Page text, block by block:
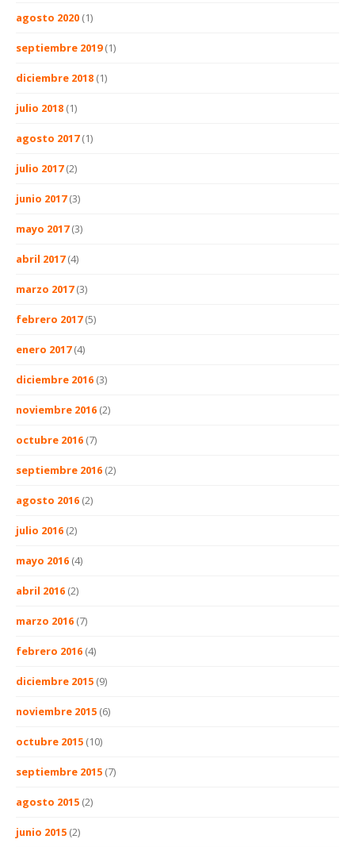
agosto 2020 (1)
septiembre 2019(1)
diciembre 2018 (1)
julio 2018 (1)
agosto 2017(1)
julio 2017(2)
junio 2017(3)
mayo 2017(3)
abril 2017(4)
marzo 2017(3)
febrero 2017(5)
enero 2017(4)
diciembre 2016 (3)
noviembre 2016 (2)
octubre 2016 (7)
septiembre 2016 (2)
agosto 2016 (2)
julio 2016 (2)
mayo 2016 (4)
abril 2016 (2)
marzo 2016 (7)
febrero 2016 (4)
diciembre 2015 (9)
noviembre 2015 (6)
octubre 2015 (10)
septiembre 2015 (7)
agosto 2015 (2)
junio 2015 (2)